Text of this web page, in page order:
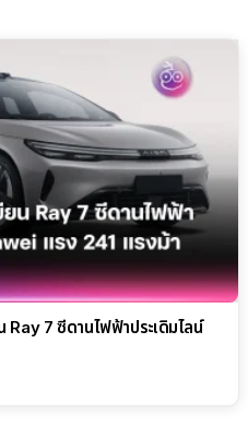
Ray 7 ซีดานไฟฟ้าประเดิมไลน์